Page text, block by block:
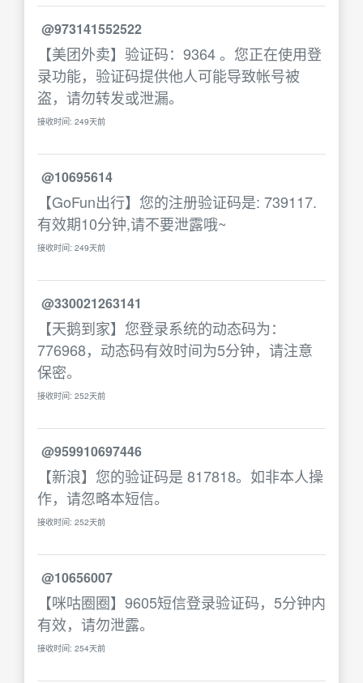
@973141552522
【美团外卖】验证码：9364 。您正在使用登
录功能，验证码提供他人可能导致帐号被
盗，请勿转发或泄漏。
接收时间: 249天前
@10695614
【GoFun出行】您的注册验证码是: 739117.
有效期10分钟,请不要泄露哦~
接收时间: 249天前
@330021263141
【天鹅到家】您登录系统的动态码为：
776968，动态码有效时间为5分钟，请注意
保密。
接收时间: 252天前
@959910697446
【新浪】您的验证码是 817818。如非本人操
作，请忽略本短信。
接收时间: 252天前
@10656007
【咪咕圈圈】9605短信登录验证码，5分钟内
有效，请勿泄露。
接收时间: 254天前